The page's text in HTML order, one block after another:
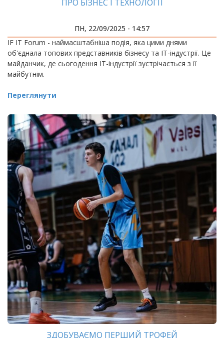
ПРО БІЗНЕС І ТЕХНОЛОГІЇ
ПН, 22/09/2025 - 14:57
IF IT Forum - наймасштабніша подія, яка цими днями
об'єднала топових представників бізнесу та ІТ-індустрії. Це
майданчик, де сьогодення ІТ-індустрії зустрічається з її
майбутнім.
Переглянути
ЗДОБУВАЄМО ПЕРШИЙ ТРОФЕЙ